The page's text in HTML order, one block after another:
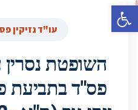
פתח סרגל נגישות
עו"ד נזיקין
השופטת
פס"ד בתביעת